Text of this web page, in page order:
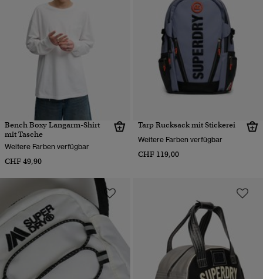
Bench Boxy Langarm-Shirt
mit Tasche
Weitere Farben verfügbar
CHF 49,90
Tarp Rucksack mit Stickerei
Weitere Farben verfügbar
CHF 119,00